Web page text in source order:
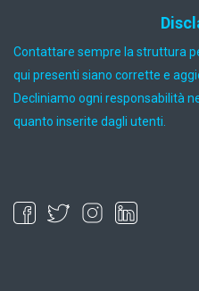
Contattare sempre la struttura
qui presenti siano corrette e
Decliniamo ogni responsabilità
quanto inserite dagli utenti.